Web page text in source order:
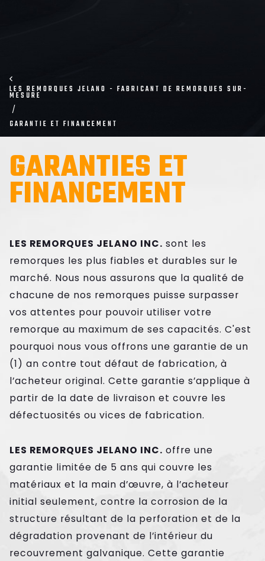
LES REMORQUES JELANO - FABRICANT DE REMORQUES SUR-
MESURE
GARANTIE ET FINANCEMENT
GARANTIES ET
FINANCEMENT
LES REMORQUES JELANO INC. sont les
remorques les plus fiables et durables sur le
marché. Nous nous assurons que la qualité de
chacune de nos remorques puisse surpasser
vos attentes pour pouvoir utiliser votre
remorque au maximum de ses capacités. C'est
pourquoi nous vous offrons une garantie de un
(1) an contre tout défaut de fabrication, à
l’acheteur original. Cette garantie s’applique à
partir de la date de livraison et couvre les
défectuosités ou vices de fabrication.
LES REMORQUES JELANO INC. offre une
garantie limitée de 5 ans qui couvre les
matériaux et la main d’œuvre, à l’acheteur
initial seulement, contre la corrosion de la
structure résultant de la perforation et de la
dégradation provenant de l’intérieur du
recouvrement galvanique. Cette garantie